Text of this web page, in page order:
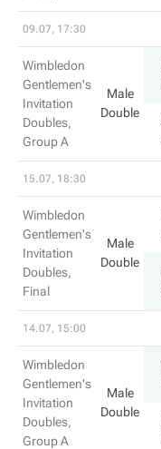
09.07, 17:30
Wimbledon
Gentlemen's
Invitation
Doubles,
Group A
Male
Double
15.07, 18:30
Wimbledon
Gentlemen's
Invitation
Doubles,
Final
Male
Double
14.07, 15:00
Wimbledon
Gentlemen's
Invitation
Doubles,
Group A
Male
Double